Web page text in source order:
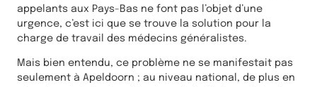
appelants aux Pays-Bas ne font pas l’objet d’une
urgence, c’est ici que se trouve la solution pour la
charge de travail des médecins généralistes.
Mais bien entendu, ce problème ne se manifestait pas
seulement à Apeldoorn ; au niveau national, de plus en